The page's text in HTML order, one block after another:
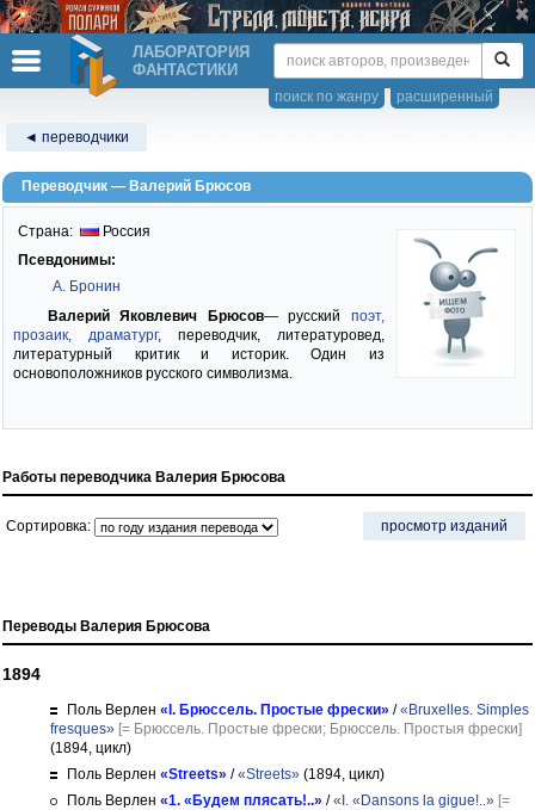
ЛАБОРАТОРИЯ
ФАНТАСТИКИ
расширенный
поиск по жанру
◄ переводчики
Переводчик — Валерий Брюсов
Страна:
Россия
Псевдонимы:
А. Бронин
Валерий Яковлевич Брюсов— русскийпоэт,
прозаик, драматург, переводчик, литературовед,
литературный критик и историк. Один из
основоположников русского символизма.
Работы переводчика Валерия Брюсова
Сортировка: просмотр изданий
Переводы Валерия Брюсова
1894
Поль Верлен «I. Брюссель. Простые фрески» /«Bruxelles. Simples
fresques» [= Брюссель. Простые фрески; Брюссель. Простыя фрески]
(1894, цикл)
Поль Верлен «Streets» /«Streets» (1894, цикл)
Поль Верлен «1. «Будем плясать!..» /«I. «Dansons la gigue!..» [=